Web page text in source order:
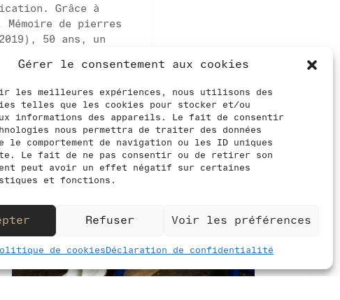
Gérer le consentement aux cookies
les meilleures expériences, nous utilisons des
telles que les cookies pour stocker et/ou
informations des appareils. Le fait de consentir
nous permettra de traiter des données
le comportement de navigation ou les ID uniques
Le fait de ne pas consentir ou de retirer son
peut avoir un effet négatif sur certaines
et fonctions.
Refuser Voir les préférences
de cookies Déclaration de confidentialité
Grâce à
de pierres
50 ans, un
(2009), Paroles de
de recherche –
iconographie &
est relativement
Tenez-vous au courant de nos activités en
vous inscrivant à notre newsletter